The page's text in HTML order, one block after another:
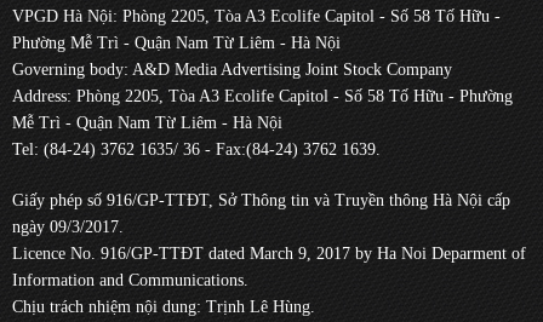
VPGD Hà Nội: Phòng 2205, Tòa A3 Ecolife Capitol - Số 58 Tố Hữu -
Phường Mễ Trì - Quận Nam Từ Liêm - Hà Nội
Governing body: A&D Media Advertising Joint Stock Company
Address: Phòng 2205, Tòa A3 Ecolife Capitol - Số 58 Tố Hữu - Phường
Mễ Trì - Quận Nam Từ Liêm - Hà Nội
Tel: (84-24) 3762 1635/ 36 - Fax:(84-24) 3762 1639.
Giấy phép số 916/GP-TTĐT, Sở Thông tin và Truyền thông Hà Nội cấp
ngày 09/3/2017.
Licence No. 916/GP-TTĐT dated March 9, 2017 by Ha Noi Deparment of
Information and Communications.
Chịu trách nhiệm nội dung: Trịnh Lê Hùng.